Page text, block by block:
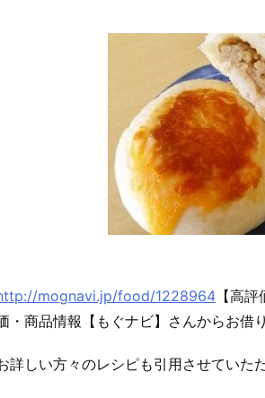
mognavi.jp/food/1228964 【高
・商品情報【もぐナビ】さんからお借
詳しい方々のレシピも引用させていた